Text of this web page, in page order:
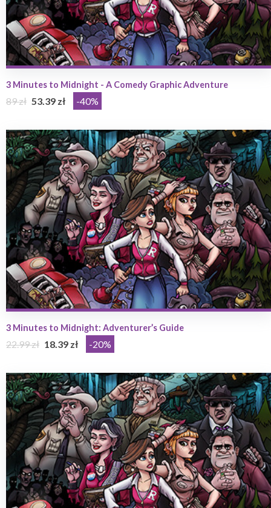
3 Minutes to Midnight - A Comedy Graphic Adventure
89 zł 53.39 zł -40%
3 Minutes to Midnight: Adventurer’s Guide
22.99 zł 18.39 zł -20%